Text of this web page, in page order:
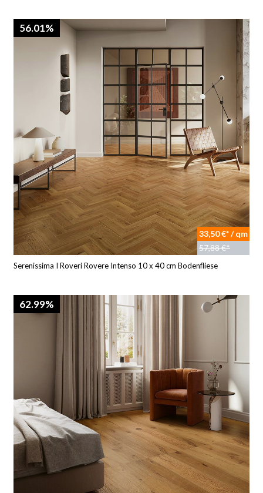
56.01%
33,50 €* / qm
57,88 €*
Serenissima I Roveri Rovere Intenso 10 x 40 cm Bodenfliese
62.99%